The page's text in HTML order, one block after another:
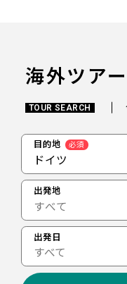
海外ツア
TOUR SEARCH
目的地 必須
ドイツ
出発地
出発日
すべて